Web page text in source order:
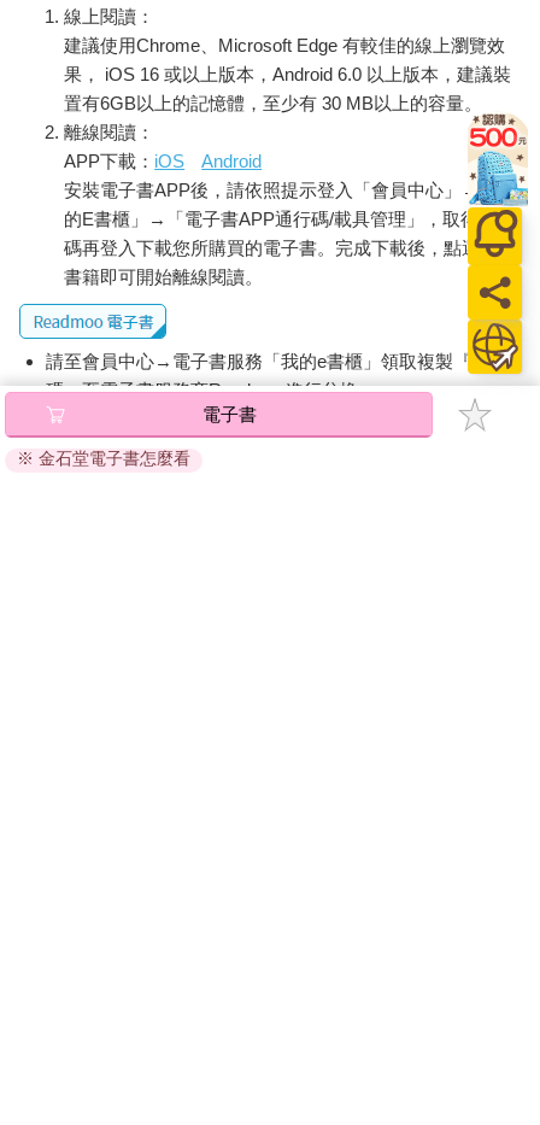
線上閱讀：
建議使用Chrome、Microsoft Edge 有較佳的線上瀏覽效
果， iOS 16 或以上版本，Android 6.0 以上版本，建議裝
置有6GB以上的記憶體，至少有 30 MB以上的容量。
離線閱讀：
APP下載： iOS
Android
安裝電子書APP後，請依照提示登入「會員中心」→「我
的E書櫃」→「電子書APP通行碼/載具管理」，取得通行
碼再登入下載您所購買的電子書。完成下載後，點選任一
書籍即可開始離線閱讀。
請至會員中心→電子書服務「我的e書櫃」領取複製『兌換
碼』至電子書服務商Readmoo進行兌換。
退換貨須知：
因版權保護，您在金石堂所購買的電子書僅能以金石堂專屬
電子書
※ 金石堂電子書怎麼看